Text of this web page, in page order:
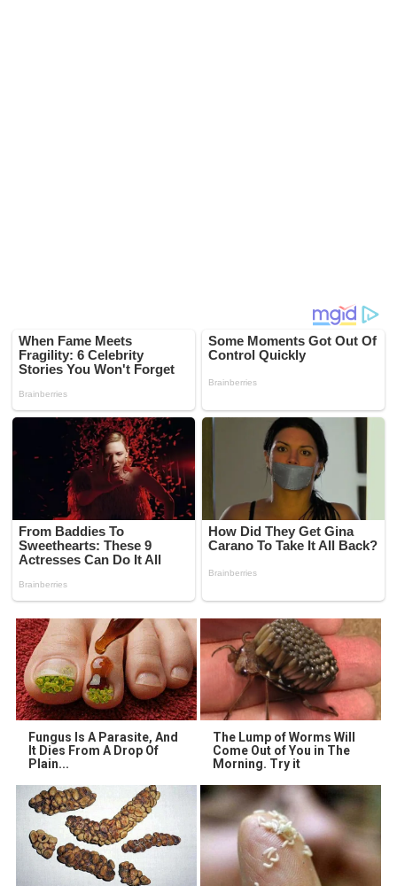
Fungus Is A Parasite, And
It Dies From A Drop Of
Plain...
The Lump of Worms Will
Come Out of You in The
Morning. Try it